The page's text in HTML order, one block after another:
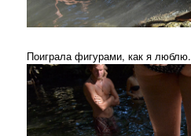
Поиграла фигурами, как я люблю.